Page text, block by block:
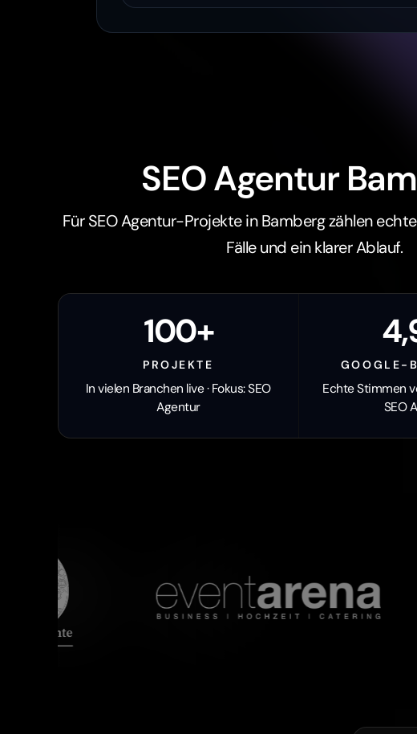
SEO Agentur
Für SEO Agentur-Projekte in Bamberg zählen
Fälle und ein klarer Ablauf.
100+
PROJEKTE
In vielen Branchen live · Fokus: SEO
Agentur
GOOGLE-
Echte Stimmen
SEO